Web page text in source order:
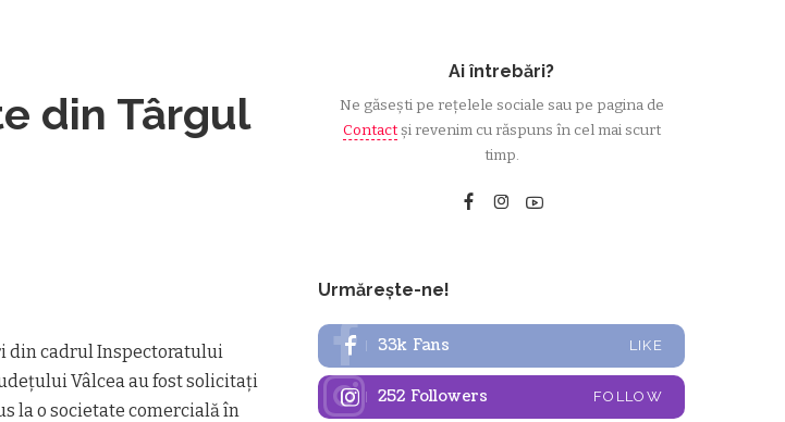
din Târgul
din cadrul Inspectoratului
Vâlcea au fost solicitaţi
la o societate comercială în
Ai întrebări?
Ne găsești pe rețelele sociale sau pe pagina de
Contactși revenim cu răspuns în cel mai scurt
timp.
Urmărește-ne!
33k Fans LIKE
252 Followers FOLLOW